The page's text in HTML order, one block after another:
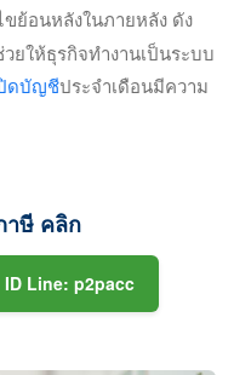
ย้อนหลังในภายหลัง ดัง
ยให้ธุรกิจทำงานเป็นระบบ
ดบัญชีประจำเดือนมีความ
ษี คลิก
ID Line: p2pacc